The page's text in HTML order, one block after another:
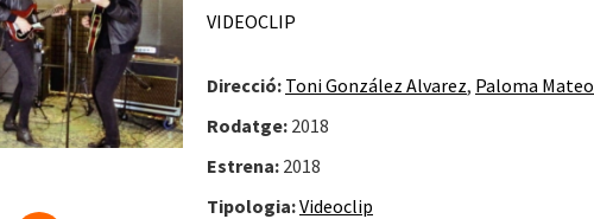
VIDEOCLIP
Direcció: Toni González Alvarez, Paloma
Rodatge: 2018
Estrena: 2018
Tipologia:Videoclip